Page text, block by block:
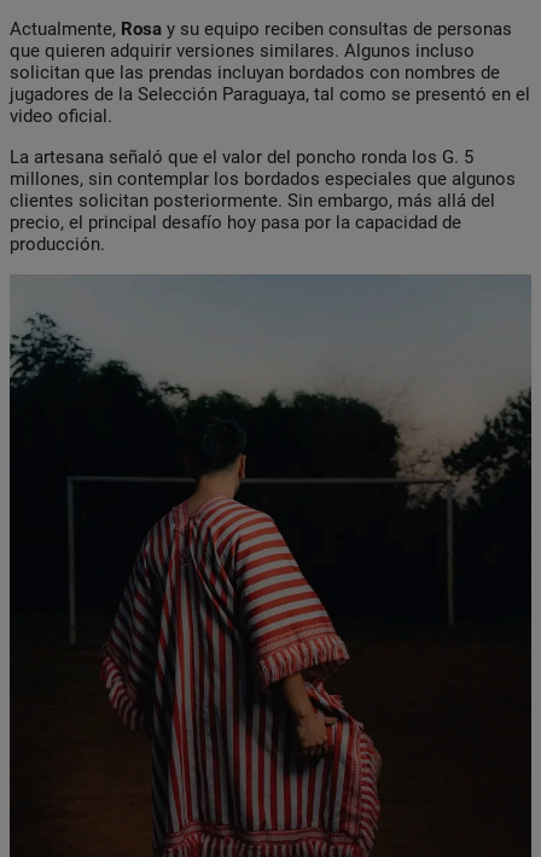
Actualmente, Rosa y su equipo reciben consultas de personas
que quieren adquirir versiones similares. Algunos incluso
solicitan que las prendas incluyan bordados con nombres de
jugadores de la Selección Paraguaya, tal como se presentó en el
video oficial.
La artesana señaló que el valor del poncho ronda los G. 5
millones, sin contemplar los bordados especiales que algunos
clientes solicitan posteriormente. Sin embargo, más allá del
precio, el principal desafío hoy pasa por la capacidad de
producción.